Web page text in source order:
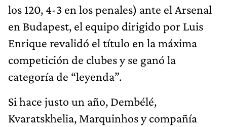
los 120, 4-3 en los penales) ante el Arsenal
en Budapest, el equipo dirigido por Luis
Enrique revalidó el título en la máxima
competición de clubes y se ganó la
categoría de “leyenda”.
Si hace justo un año, Dembélé,
Kvaratskhelia, Marquinhos y compañía